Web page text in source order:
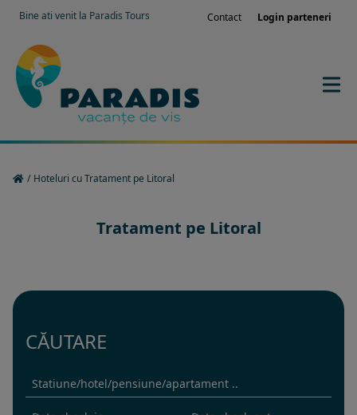
Bine ati venit la Paradis Tours Contact Login parteneri
/ Hoteluri cu Tratament pe Litoral
Tratament pe Litoral
CĂUTARE